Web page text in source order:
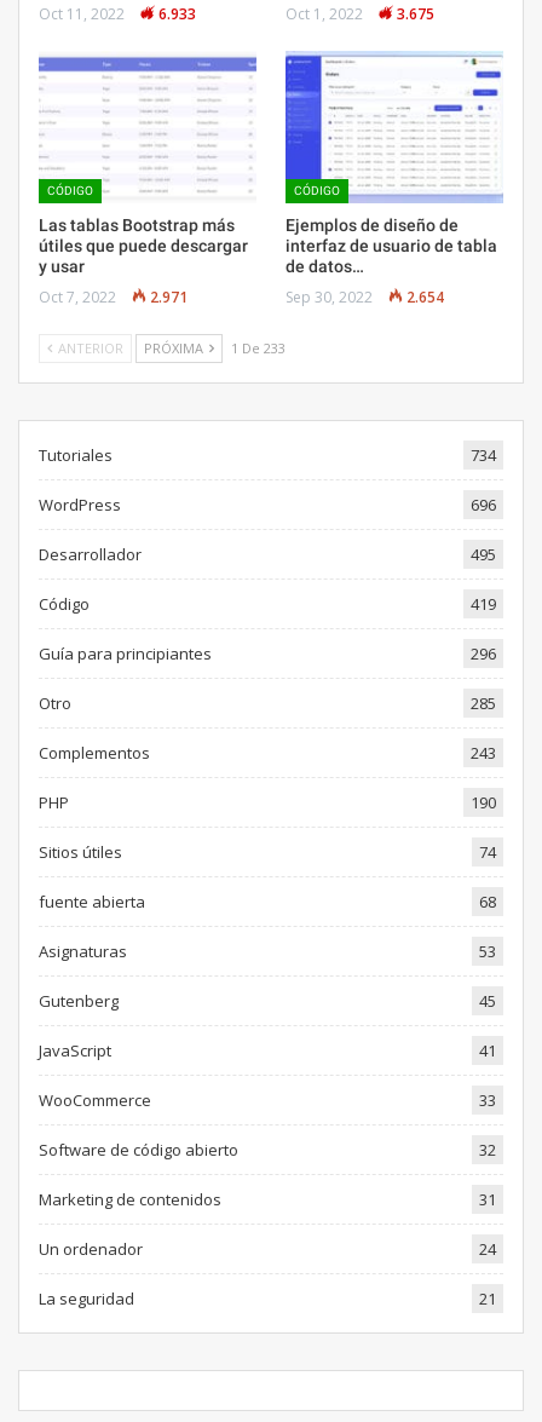
Oct 11, 2022 6.933 Oct 1, 2022 3.675
CÓDIGO
Las tablas Bootstrap más
útiles que puede descargar
y usar
Oct 7, 2022 2.971
CÓDIGO
Ejemplos de diseño de
interfaz de usuario de tabla
de datos…
Sep 30, 2022 2.654
ANTERIOR PRÓXIMA 1 De 233
Tutoriales 734
WordPress 696
Desarrollador 495
Código 419
Guía para principiantes 296
Otro 285
Complementos 243
PHP 190
Sitios útiles 74
fuente abierta 68
Asignaturas 53
Gutenberg 45
JavaScript 41
WooCommerce 33
Software de código abierto 32
Marketing de contenidos 31
Un ordenador 24
La seguridad 21